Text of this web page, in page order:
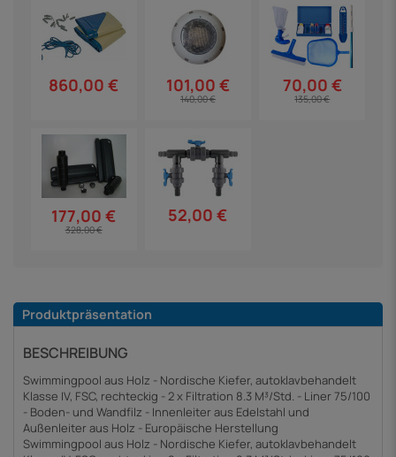
860,00 € 101,00 €
140,00 €
70,00 €
135,00 €
177,00 €
328,00 €
52,00 €
Produktpräsentation
BESCHREIBUNG
Swimmingpool aus Holz - Nordische Kiefer, autoklavbehandelt
Klasse IV, FSC, rechteckig - 2 x Filtration 8.3 M³/Std. - Liner 75/100
- Boden- und Wandfilz - Innenleiter aus Edelstahl und
Außenleiter aus Holz - Europäische Herstellung
Swimmingpool aus Holz - Nordische Kiefer, autoklavbehandelt